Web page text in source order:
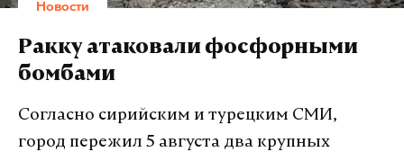
Новости
Ракку атаковали фосфорными
бомбами
Согласно сирийским и турецким СМИ,
город пережил 5 августа два крупных